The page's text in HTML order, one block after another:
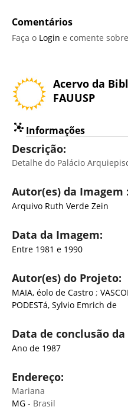
Comentários
Faça o Login e comente
Acervo da
FAUUSP
Informações
Descrição:
Detalhe do Palácio
Autor(es) da Imagem :
Arquivo Ruth Verde Zein
Data da Imagem:
Entre 1981 e 1990
Autor(es) do Projeto:
MAIA, éolo de Castro ;
PODESTá, Sylvio Emrich de
Data de conclusão da
Ano de 1987
Endereço:
Mariana
MG - Brasil